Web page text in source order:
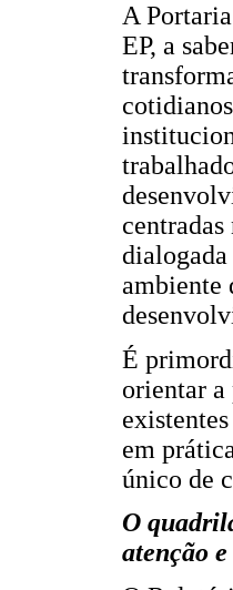
A
EP, a
ambiente
É
orientar a
em
único de
O
atenção